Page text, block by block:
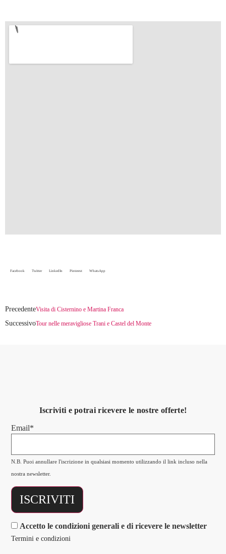
Facebook Twitter LinkedIn Pinterest WhatsApp
PrecedenteVisita di Cisternino e Martina Franca
SuccessivoTour nelle meravigliose Trani e Castel del Monte
Iscriviti e potrai ricevere le nostre offerte!
Email*
N.B. Puoi annullare l'iscrizione in qualsiasi momento utilizzando il link incluso nella
nostra newsletter.
Accetto le condizioni generali e di ricevere le newsletter
Termini e condizioni